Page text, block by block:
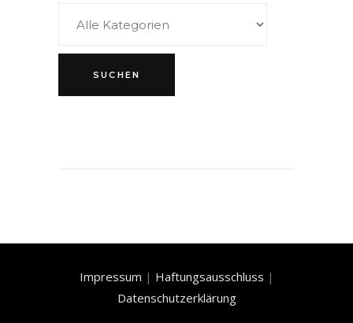
Impressum | Haftungsausschluss |
Datenschutzerklärung